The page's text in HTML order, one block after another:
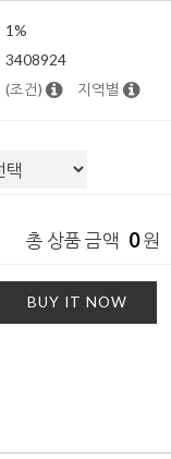
1%
3408924
(조건) 지역별
총 상품 금액 0원
BUY IT NOW